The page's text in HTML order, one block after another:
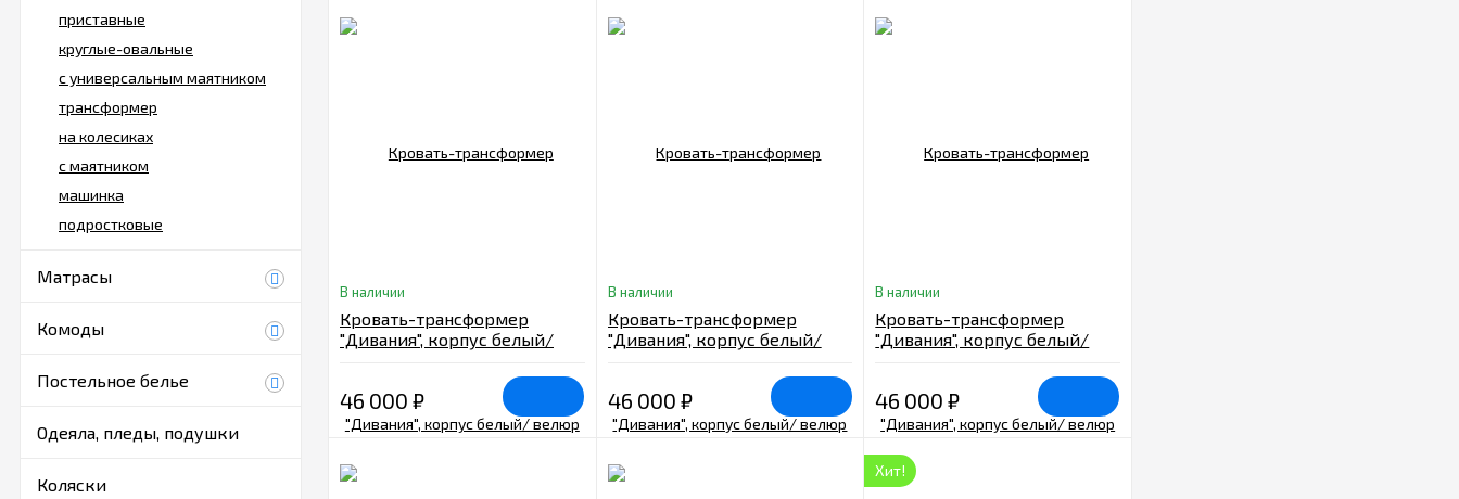
приставные
круглые-овальные
с универсальным маятником
трансформер
на колесиках
с маятником
машинка
подростковые
Матрасы
Комоды
Постельное белье
Одеяла, пледы, подушки
Коляски
В наличии
Кровать-трансформер
"Дивания", корпус белый/
46 000 ₽
В наличии
Кровать-трансформер
"Дивания", корпус белый/
46 000 ₽
В наличии
Кровать-трансформер
"Дивания", корпус белый/
46 000₽
Хит!